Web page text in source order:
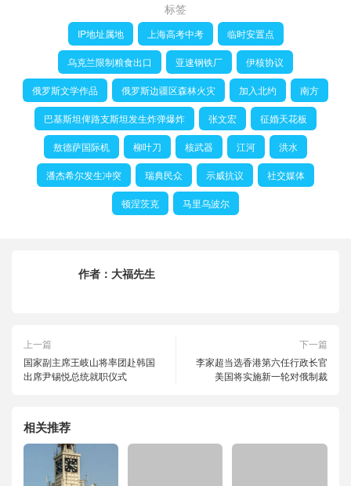
标签
IP地址属地 上海高考中考 临时安置点
乌克兰限制粮食出口 亚速钢铁厂 伊核协议
俄罗斯文学作品 俄罗斯边疆区森林火灾 加入北约 南方
巴基斯坦俾路支斯坦发生炸弹爆炸 张文宏 征婚天花板
敖德萨国际机 柳叶刀 核武器 江河 洪水
潘杰希尔发生冲突 瑞典民众 示威抗议 社交媒体
顿涅茨克 马里乌波尔
作者： 大福先生
上一篇
国家副主席王岐山将率团赴韩国
出席尹锡悦总统就职仪式
下一篇
李家超当选香港第六任行政长官
美国将实施新一轮对俄制裁
相关推荐